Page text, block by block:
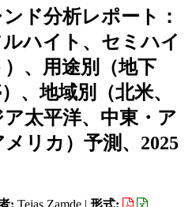
ド分析レポート：
ハイト、セミハイ
、用途別（地下
、地域別（北米、
太平洋、中東・ア
リカ）予測、2025
: Tejas Zamde | 形式: